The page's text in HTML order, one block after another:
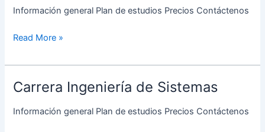
Información general Plan de estudios Precios Contáctenos
Negocios
Read More »
Carrera Ingeniería de Sistemas
Información general Plan de estudios Precios Contáctenos
Carrera
de